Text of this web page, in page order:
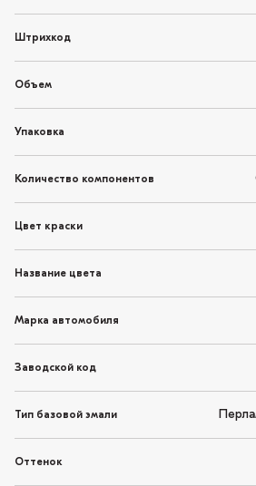
Штрихкод
Объем
Упаковка
Количество компонентов
Цвет краски
Название цвета
Марка автомобиля
Заводской код
Тип базовой эмали
Оттенок